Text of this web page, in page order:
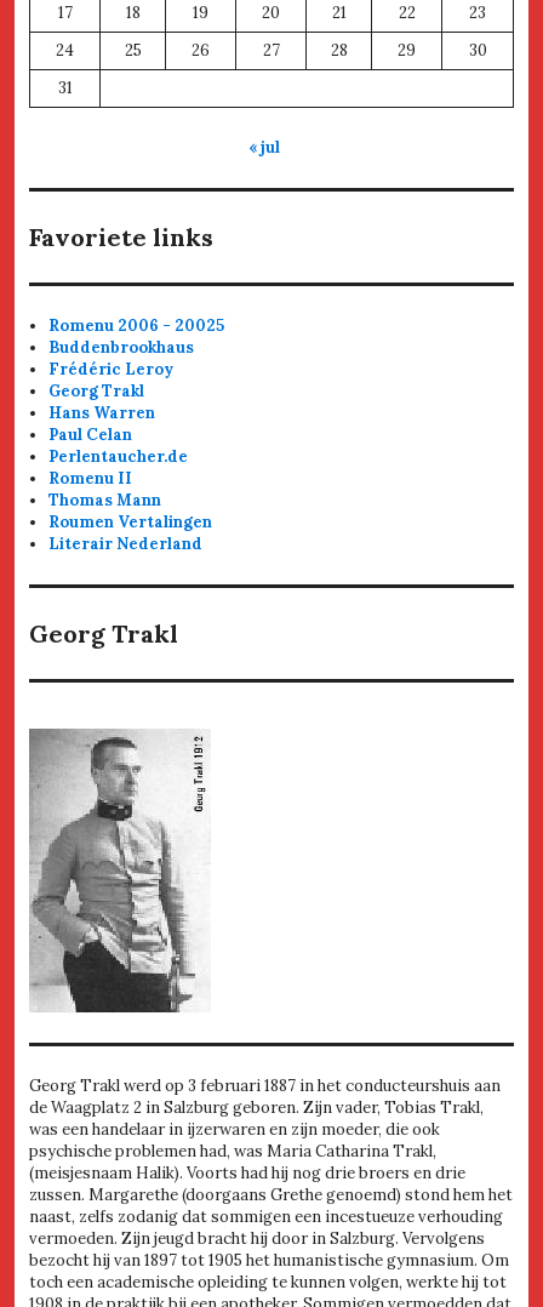
17
18 19 20 21 22
23
24
25 26 27 28 29
30
31
« jul
Favoriete links
Romenu 2006 - 20025
Buddenbrookhaus
Frédéric Leroy
Georg Trakl
Hans Warren
Paul Celan
Perlentaucher.de
Romenu II
Thomas Mann
Roumen Vertalingen
Literair Nederland
Georg Trakl
Georg Trakl werd op 3 februari 1887 in het conducteurshuis aan
de Waagplatz 2 in Salzburg geboren. Zijn vader, Tobias Trakl,
was een handelaar in ijzerwaren en zijn moeder, die ook
psychische problemen had, was Maria Catharina Trakl,
(meisjesnaam Halik). Voorts had hij nog drie broers en drie
zussen. Margarethe (doorgaans Grethe genoemd) stond hem het
naast, zelfs zodanig dat sommigen een incestueuze verhouding
vermoeden. Zijn jeugd bracht hij door in Salzburg. Vervolgens
bezocht hij van 1897 tot 1905 het humanistische gymnasium. Om
toch een academische opleiding te kunnen volgen, werkte hij tot